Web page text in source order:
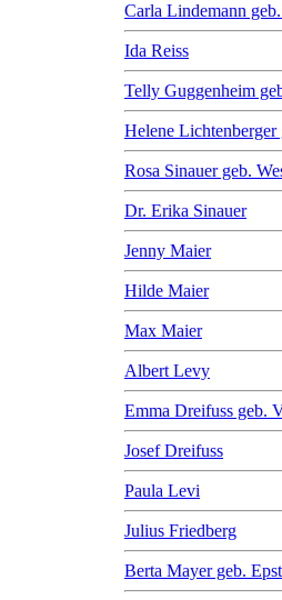
Carla Lindemann
Ida Reiss
Telly Guggenheim
Helene Lichtenberger
Rosa Sinauer geb.
Dr. Erika Sinauer
Jenny Maier
Hilde Maier
Max Maier
Albert Levy
Emma Dreifuss geb.
Josef Dreifuss
Paula Levi
Julius Friedberg
Berta Mayer geb.